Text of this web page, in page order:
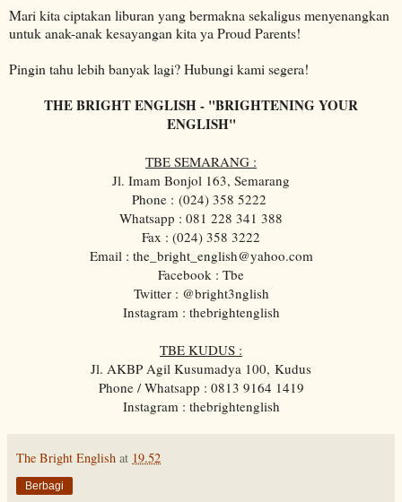
Mari kita ciptakan liburan yang bermakna sekaligus menyenangkan
untuk anak-anak kesayangan kita ya Proud Parents!
Pingin tahu lebih banyak lagi? Hubungi kami segera!
THE BRIGHT ENGLISH - "BRIGHTENING YOUR
ENGLISH"
TBE SEMARANG :
Jl. Imam Bonjol 163, Semarang
Phone : (024) 358 5222
Whatsapp : 081 228 341 388
Fax : (024) 358 3222
Email : the_bright_english@yahoo.com
Facebook : Tbe
Twitter : @bright3nglish
Instagram : thebrightenglish
TBE KUDUS :
Jl. AKBP Agil Kusumadya 100, Kudus
Phone / Whatsapp : 0813 9164 1419
Instagram : thebrightenglish
The Bright English at 19.52
Berbagi